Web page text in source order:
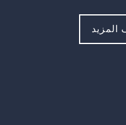
المزيد